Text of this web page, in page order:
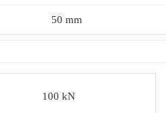
50 mm
100 kN